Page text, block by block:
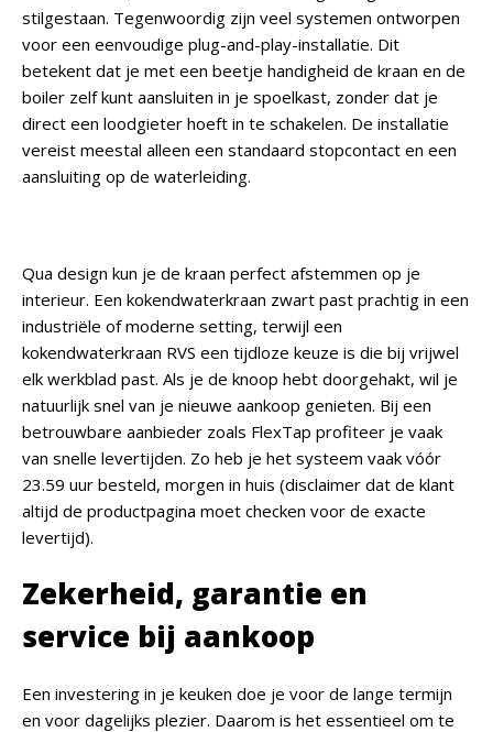
stilgestaan. Tegenwoordig zijn veel systemen ontworpen
voor een eenvoudige plug-and-play-installatie. Dit
betekent dat je met een beetje handigheid de kraan en de
boiler zelf kunt aansluiten in je spoelkast, zonder dat je
direct een loodgieter hoeft in te schakelen. De installatie
vereist meestal alleen een standaard stopcontact en een
aansluiting op de waterleiding.
Qua design kun je de kraan perfect afstemmen op je
interieur. Een kokendwaterkraan zwart past prachtig in een
industriële of moderne setting, terwijl een
kokendwaterkraan RVS een tijdloze keuze is die bij vrijwel
elk werkblad past. Als je de knoop hebt doorgehakt, wil je
natuurlijk snel van je nieuwe aankoop genieten. Bij een
betrouwbare aanbieder zoals FlexTap profiteer je vaak
van snelle levertijden. Zo heb je het systeem vaak vóór
23.59 uur besteld, morgen in huis (disclaimer dat de klant
altijd de productpagina moet checken voor de exacte
levertijd).
Zekerheid, garantie en
service bij aankoop
Een investering in je keuken doe je voor de lange termijn
en voor dagelijks plezier. Daarom is het essentieel om te